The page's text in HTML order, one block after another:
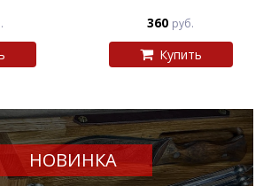
360 руб.
Купить
НОВИНКА